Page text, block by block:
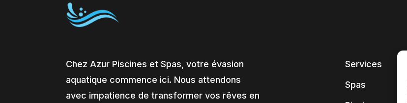
Chez Azur Piscines et Spas, votre évasion
aquatique commence ici. Nous attendons
avec impatience de transformer vos rêves en
Services
Spas